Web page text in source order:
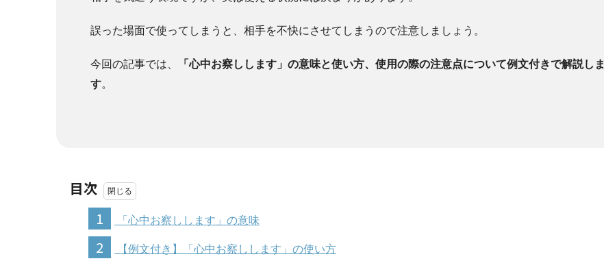
誤った場面で使ってしまうと、相手を不快にさせてしまうので注意しましょう。
今回の記事では、
「心中お察しします」の意味と使い方、使用の際の注意点について例文付きで解説しま
す。
目次
1
「心中お察しします」の意味
2 【例文付き】「心中お察しします」の使い方